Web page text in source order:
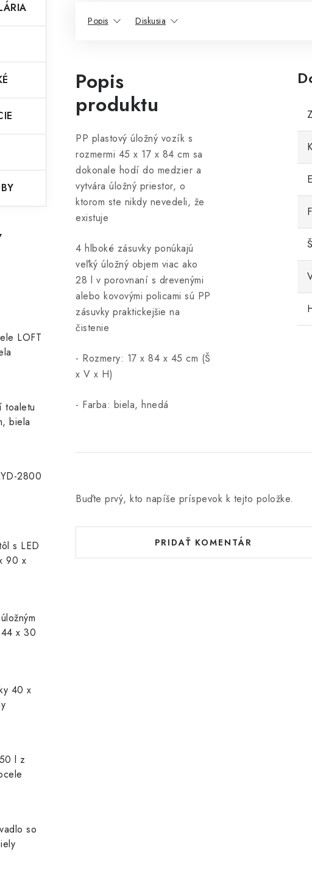
LOFT
toaletu
biela
2800
s LED
90 x
x 30
40 x
l z
so
Popis Diskusia
Popis
produktu
PP plastový úložný vozík s
rozmermi 45 x 17 x 84 cm sa
dokonale hodí do medzier a
vytvára úložný priestor, o
ktorom ste nikdy nevedeli, že
existuje
4 hlboké zásuvky ponúkajú
veľký úložný objem viac ako
28 l v porovnaní s drevenými
alebo kovovými policami sú PP
zásuvky praktickejšie na
čistenie
- Rozmery: 17 x 84 x 45 cm (Š
x V x H)
- Farba: biela, hnedá
Buďte prvý, kto napíše príspevok k tejto položke.
PRIDAŤ KOMENTÁR